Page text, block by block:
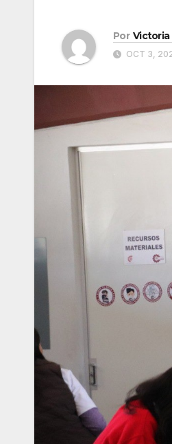
Por Victoria
OCT 3,